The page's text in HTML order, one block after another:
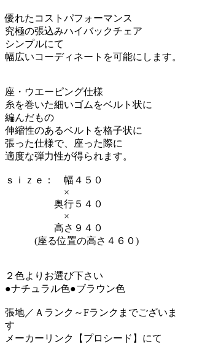
優れたコストパフォーマンス
究極の張込みハイバックチェア
シンプルにて
幅広いコーディネートを可能にします。
座・ウエーピング仕様
糸を巻いた細いゴムをベルト状に
編んだもの
伸縮性のあるベルトを格子状に
張った仕様で、座った際に
適度な弾力性が得られます。
ｓｉｚｅ： 幅４５０
×
奥行５４０
×
高さ９４０
(座る位置の高さ４６０)
２色よりお選び下さい
●ナチュラル色●ブラウン色
張地／Ａランク～Fランクまでございま
す
メーカーリンク【プロシード】にて